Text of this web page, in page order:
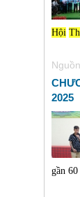
Hội
2025
gần